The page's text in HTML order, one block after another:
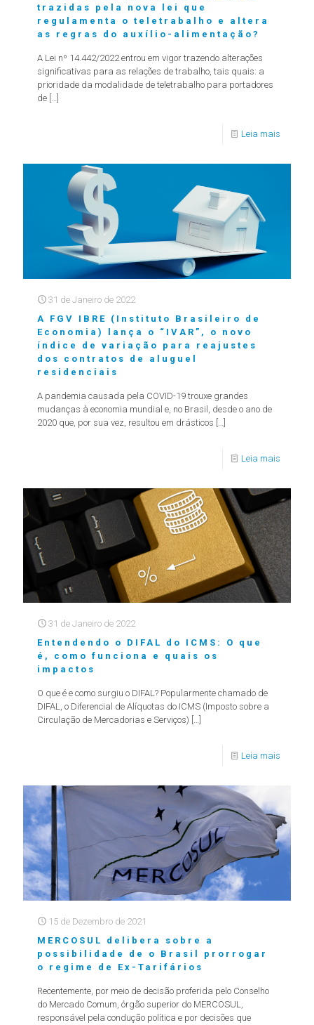
trazidas pela nova lei que
regulamenta o teletrabalho e altera
as regras do auxílio-alimentação?
A Lei nº 14.442/2022 entrou em vigor trazendo alterações
significativas para as relações de trabalho, tais quais: a
prioridade da modalidade de teletrabalho para portadores
de
Leia mais
31 de Janeiro de 2022
A FGV IBRE (Instituto Brasileiro de
Economia) lança o “IVAR”, o novo
índice de variação para reajustes
dos contratos de aluguel
residenciais
A pandemia causada pela COVID-19 trouxe grandes
mudanças à economia mundial e, no Brasil, desde o ano de
2020 que, por sua vez, resultou em drásticos […]
Leia mais
31 de Janeiro de 2022
Entendendo o DIFAL do ICMS: O que
é, como funciona e quais os
impactos
O que é e como surgiu o DIFAL? Popularmente chamado de
DIFAL, o Diferencial de Alíquotas do ICMS (Imposto sobre a
Circulação de Mercadorias e Serviços) […]
Leia mais
15 de Dezembro de 2021
MERCOSUL delibera sobre a
possibilidade de o Brasil prorrogar
o regime de Ex-Tarifários
Recentemente, por meio de decisão proferida pelo Conselho
do Mercado Comum, órgão superior do MERCOSUL,
responsável pela condução política e por decisões que